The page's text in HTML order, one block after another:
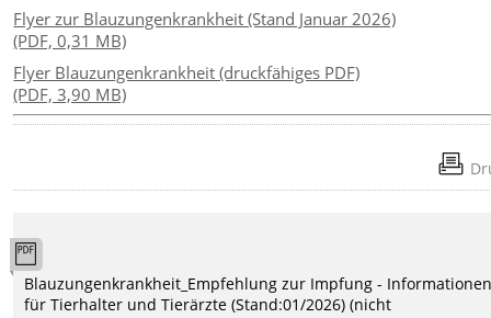
Flyer zur Blauzungenkrankheit (Stand Januar 2026)
(PDF, 0,31 MB)
Flyer Blauzungenkrankheit (druckfähiges PDF)
(PDF, 3,90 MB)
Blauzungenkrankheit_Empfehlung zur Impfung -
für Tierhalter und Tierärzte (Stand:01/2026) (nicht